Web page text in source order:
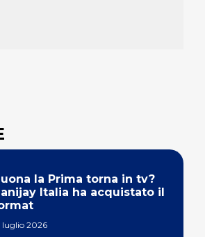
la Prima torna in tv?
Italia ha acquistato il
luglio 2026